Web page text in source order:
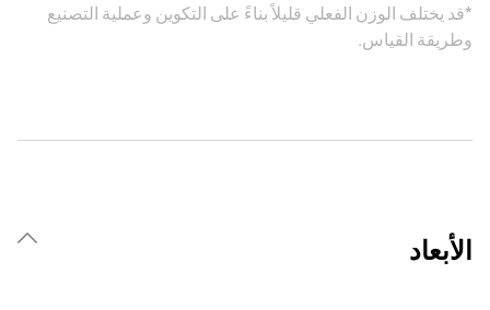
*قد يختلف الوزن الفعلي قليلاً بناءً على التكوين وعملية التصنيع
وطريقة القياس.
الأبعاد